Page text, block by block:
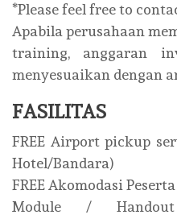
*Please feel free to
Apabila perusahaan
training, anggaran
menyesuaikan dengan
FASILITAS
FREE Airport pickup
Hotel/Bandara)
FREE Akomodasi
Module /